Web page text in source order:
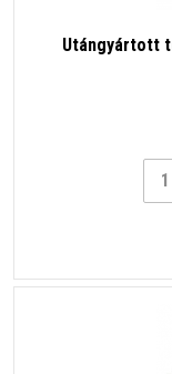
Utángyártott